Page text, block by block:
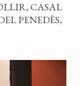
CASAL
PENEDÈS,